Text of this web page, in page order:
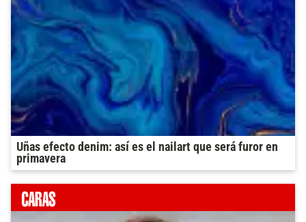
Uñas efecto denim: así es el nailart que será furor en
primavera